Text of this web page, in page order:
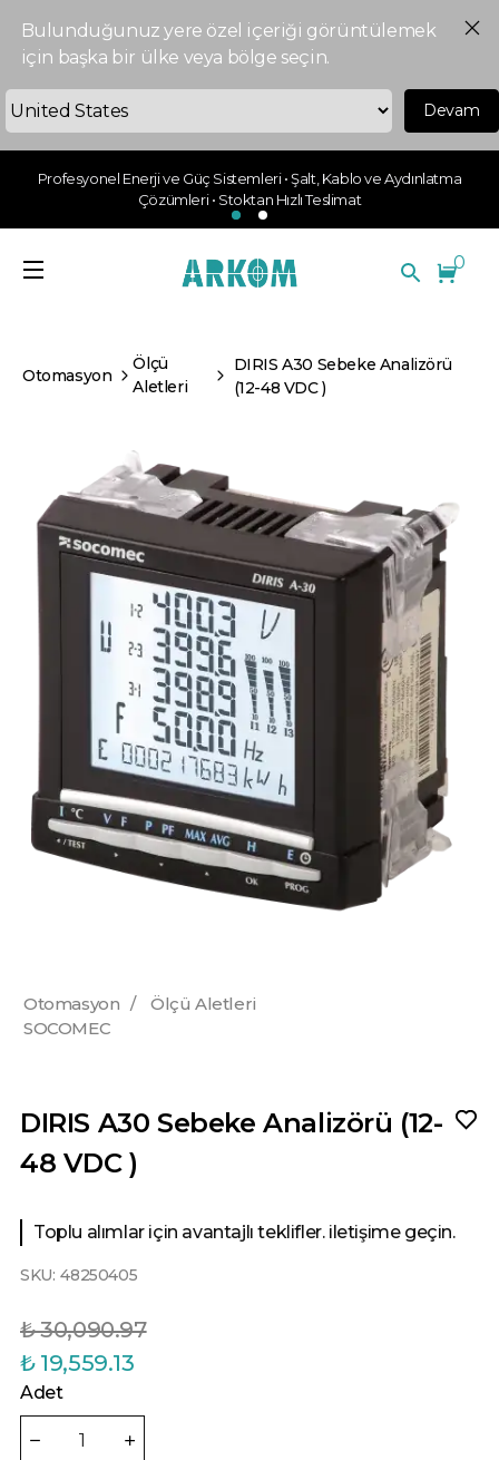
Bulunduğunuz yere özel içeriği görüntülemek
için başka bir ülke veya bölge seçin.
Devam
Profesyonel Enerji ve Güç Sistemleri • Şalt, Kablo ve Aydınlatma
Çözümleri • Stoktan Hızlı Teslimat
0
Otomasyon
Ölçü
Aletleri
DIRIS A30 Sebeke Analizörü
(12-48 VDC )
Otomasyon /
Ölçü Aletleri
SOCOMEC
DIRIS A30 Sebeke Analizörü (12-
48 VDC )
Toplu alımlar için avantajlı teklifler. iletişime geçin.
SKU: 48250405
₺ 30,090.97
₺ 19,559.13
Adet